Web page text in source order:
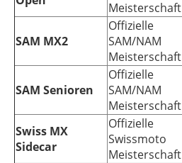
Meisterschaft
SAM MX2
Offizielle
SAM/NAM
Meisterschaft
SAM Senioren
Offizielle
SAM/NAM
Meisterschaft
Swiss MX
Sidecar
Offizielle
Swissmoto
Meisterschaft